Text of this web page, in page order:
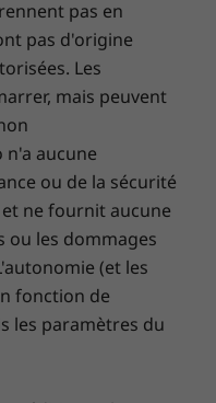
la région ou le modèle.
pour les numéros de
ici
pas disponibles sur
pas en
pas d'origine
Les
mais peuvent
n'a aucune
ou de la sécurité
ne fournit aucune
ou les dommages
(et les
fonction de
les paramètres du